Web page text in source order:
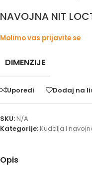
NAVOJNA NIT
Molimo vas prijavite se
DIMENZIJE
Uporedi Dodaj na
SKU:N/A
Kategorije:Kudelja i
Opis